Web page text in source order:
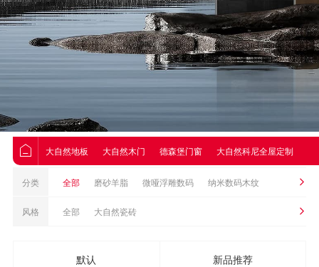
大自然地板 大自然木门 德森堡门窗 大自然科尼全屋定制
分类 全部 磨砂羊脂 微哑浮雕数码 纳米数码木纹
风格 全部 大自然瓷砖
默认 新品推荐